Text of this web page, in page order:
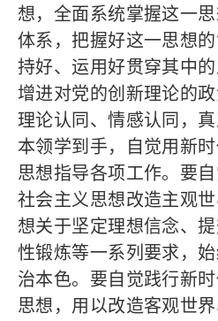
想，全面系统掌握这一
体系，把握好这一思想
持好、运用好贯穿其中
增进对党的创新理论的政
理论认同、情感认同，
本领学到手，自觉用新
思想指导各项工作。要
社会主义思想改造主观
想关于坚定理想信念、
性锻炼等一系列要求，
治本色。要自觉践行新
思想，用以改造客观世